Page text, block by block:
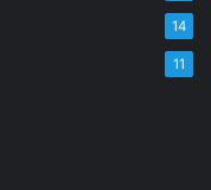
14
11